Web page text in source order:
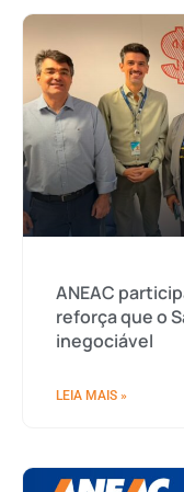
ANEAC
reforça que o
inegociável
LEIA MAIS »